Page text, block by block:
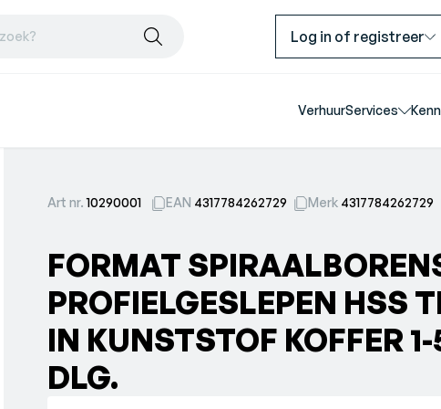
Log in of registreer
VerhuurServices
Art nr.10290001 EAN 4317784262729 Merk 4317784262729
FORMAT
PROFIELGESLEPEN HSS
IN KUNSTSTOF KOFFER
DLG.